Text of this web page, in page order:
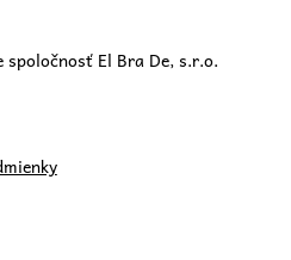
spoločnosť El Bra De, s.r.o.